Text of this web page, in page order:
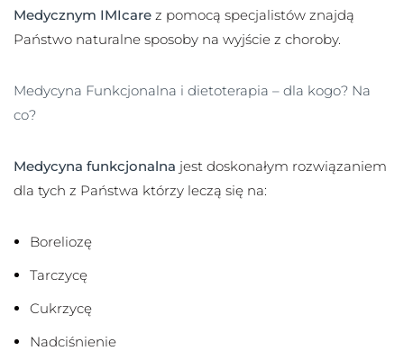
Medycznym IMIcare z pomocą specjalistów znajdą
Państwo naturalne sposoby na wyjście z choroby.
Medycyna Funkcjonalna i dietoterapia – dla kogo? Na
co?
Medycyna funkcjonalna jest doskonałym rozwiązaniem
dla tych z Państwa którzy leczą się na:
Boreliozę
Tarczycę
Cukrzycę
Nadciśnienie